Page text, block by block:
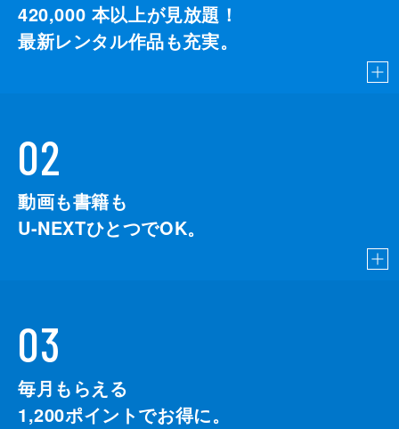
420,000 本以上が見放題！
最新レンタル作品も充実。
02
動画も書籍も
U-NEXTひとつでOK。
03
毎月もらえる
1,200ポイントでお得に。